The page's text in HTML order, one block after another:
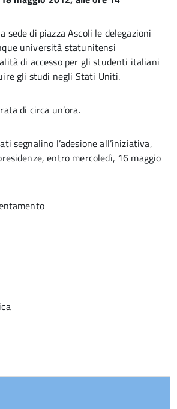
sede di piazza Ascoli le delegazioni
università statunitensi
di accesso per gli studenti italiani
gli studi negli Stati Uniti.
di circa un’ora.
segnalino l’adesione all’iniziativa,
entro mercoledì, 16 maggio